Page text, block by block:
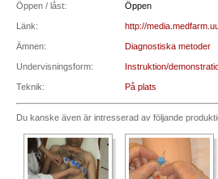
Öppen / låst: Öppen
Länk: http://
Ämnen: Diagnostiska metoder
Undervisningsform: Instruktion/
Teknik: På plats
Du kanske även är intresserad av följande